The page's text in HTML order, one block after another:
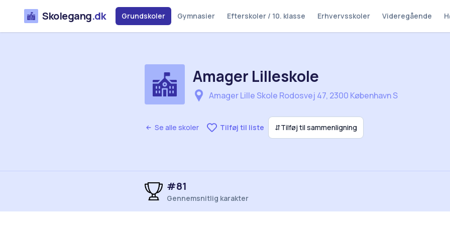
Skolegang.dk Grundskoler Gymnasier Efterskoler / 10. klasse Erhvervsskoler Videregående
Se alle skoler Tilføj til liste ⇵Tilføj til sammenligning
Amager Lilleskole
Amager Lille Skole Rodosvej 47, 2300 København S
#81
Gennemsnitlig karakter